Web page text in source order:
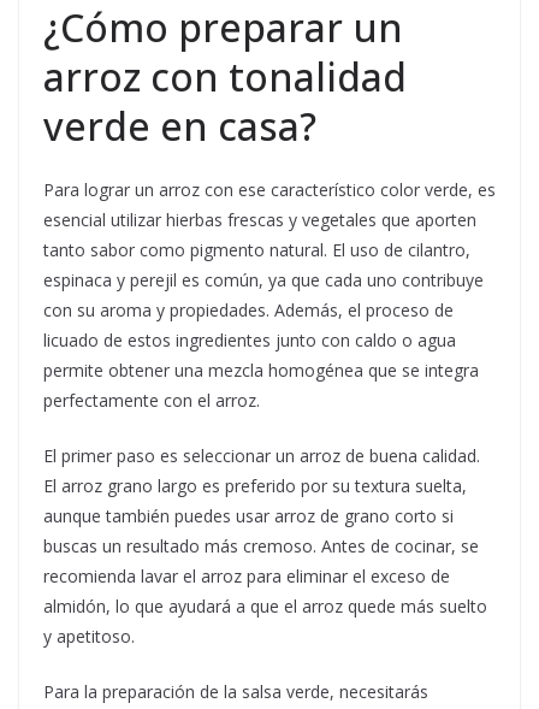
¿Cómo preparar un
arroz con tonalidad
verde en casa?
Para lograr un arroz con ese característico color verde, es
esencial utilizar hierbas frescas y vegetales que aporten
tanto sabor como pigmento natural. El uso de cilantro,
espinaca y perejil es común, ya que cada uno contribuye
con su aroma y propiedades. Además, el proceso de
licuado de estos ingredientes junto con caldo o agua
permite obtener una mezcla homogénea que se integra
perfectamente con el arroz.
El primer paso es seleccionar un arroz de buena calidad.
El arroz grano largo es preferido por su textura suelta,
aunque también puedes usar arroz de grano corto si
buscas un resultado más cremoso. Antes de cocinar, se
recomienda lavar el arroz para eliminar el exceso de
almidón, lo que ayudará a que el arroz quede más suelto
y apetitoso.
Para la preparación de la salsa verde, necesitarás